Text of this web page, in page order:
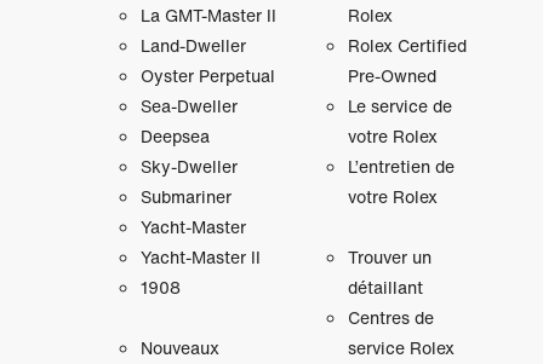
La GMT‑Master II
Land-Dweller
Oyster Perpetual
Sea-Dweller
Deepsea
Sky‑Dweller
Submariner
Yacht‑Master
Yacht‑Master II
1908
Nouveaux
Rolex
Rolex Certified
Pre-Owned
Le service de
votre Rolex
L’entretien de
votre Rolex
Trouver un
détaillant
Centres de
service Rolex